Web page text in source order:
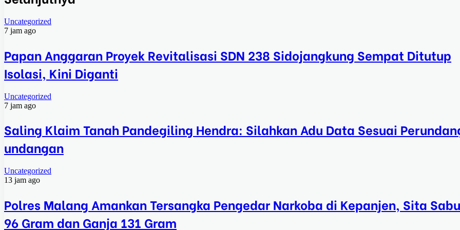
Uncategorized
7 jam ago
Papan Anggaran Proyek Revitalisasi SDN 238 Sidojangkung Sempat Ditutup
Isolasi, Kini Diganti
Uncategorized
7 jam ago
Saling Klaim Tanah Pandegiling Hendra: Silahkan Adu Data Sesuai
undangan
Uncategorized
13 jam ago
Polres Malang Amankan Tersangka Pengedar Narkoba di Kepanjen, Sita Sabu
96 Gram dan Ganja 131 Gram